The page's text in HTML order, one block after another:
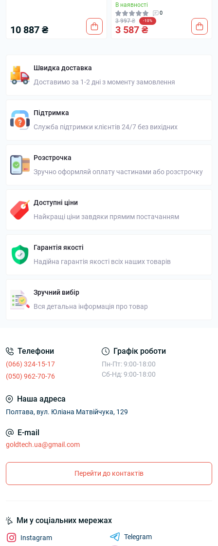
10 887 ₴
В наявності
0
3 997 ₴ -10%
3 587 ₴
Швидка доставка
Доставимо за 1-2 дні з моменту замовлення
Підтримка
Служба підтримки клієнтів 24/7 без вихідних
Розстрочка
Зручно оформляй оплату частинами або розстрочку
Доступні ціни
Найкращі ціни завдяки прямим постачанням
Гарантія якості
Надійна гарантія якості всіх наших товарів
Зручний вибір
Вся детальна інформація про товар
Телефони
(066) 324-15-17
(050) 962-70-76
Графік роботи
Пн-Пт: 9:00-18:00
Сб-Нд: 9:00-18:00
Наша адреса
Полтава, вул. Юліана Матвійчука, 129
E-mail
goldtech.ua@gmail.com
Перейти до контактів
Ми у соціальних мережах
Instagram
Telegram